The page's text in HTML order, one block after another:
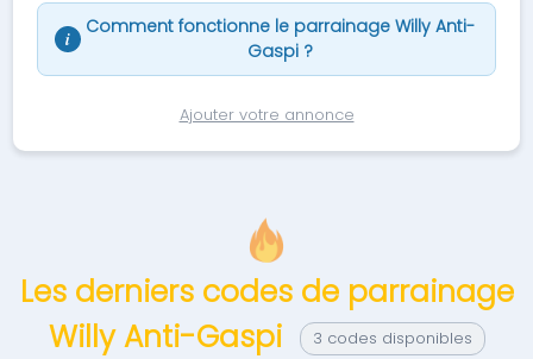
i
Comment fonctionne le parrainage Willy Anti-
Gaspi ?
Ajouter votre annonce
Les derniers codes de parrainage
Willy Anti-Gaspi
3 codes disponibles